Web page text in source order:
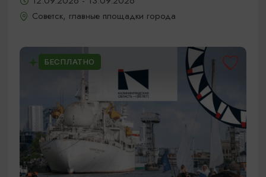
Советск, главные площадки города
БЕСПЛАТНО